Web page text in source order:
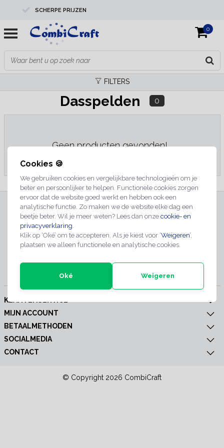
Cookies 🍪
We gebruiken cookies en vergelijkbare technologieën om je
beter en persoonlijker te helpen. Functionele cookies zorgen
ervoor dat de website goed werkt en hebben ook een
analytische functie. Zo maken we de website elke dag een
beetje beter. Wil je meer weten? Lees dan onze cookie- en
privacyverklaring
Klik op ‘Oké’ om te accepteren. Als je kiest voor ‘Weigeren’,
plaatsen we alleen functionele en analytische cookies.
Oké Weigeren
SCHERPE PRIJZEN
PROFESSIONELE KWALITEIT
EXPERTS IN MAATWERK
0
FILTERS
Dasspelden 0
Geen producten gevonden!...
INSCHRIJVEN NIEUWSBRIEF
Meld je nu aan voor extra informatie of nieuwe producten
Abonneer
KLANTENSERVICE
MIJN ACCOUNT
BETAALMETHODEN
SOCIALMEDIA
CONTACT
© Copyright 2026 CombiCraft